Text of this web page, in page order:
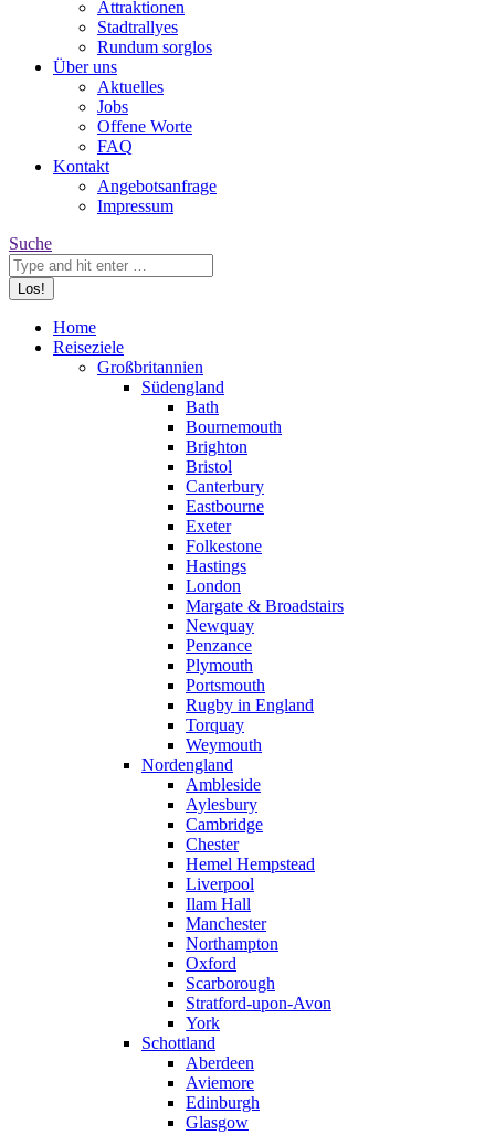
Attraktionen
Stadtrallyes
Rundum sorglos
Über uns
Aktuelles
Jobs
Offene Worte
FAQ
Kontakt
Angebotsanfrage
Impressum
Search:
Suche
Home
Reiseziele
Großbritannien
Südengland
Bath
Bournemouth
Brighton
Bristol
Canterbury
Eastbourne
Exeter
Folkestone
Hastings
London
Margate & Broadstairs
Newquay
Penzance
Plymouth
Portsmouth
Rugby in England
Torquay
Weymouth
Nordengland
Ambleside
Aylesbury
Cambridge
Chester
Hemel Hempstead
Liverpool
Ilam Hall
Manchester
Northampton
Oxford
Scarborough
Stratford-upon-Avon
York
Schottland
Aberdeen
Aviemore
Edinburgh
Glasgow